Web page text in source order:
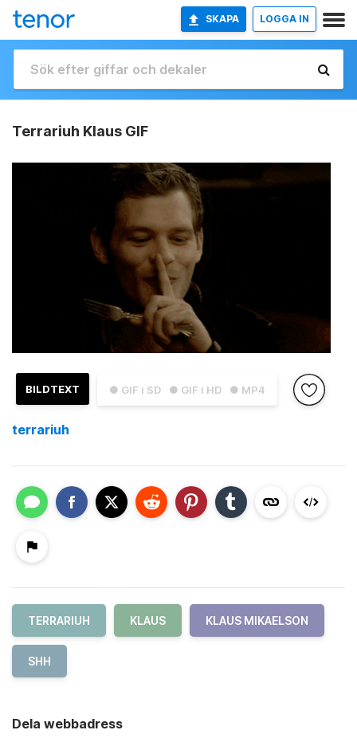
SKAPA LOGGA IN
Terrariuh Klaus GIF
● GIF i SD ● GIF i HD ● MP4
BILDTEXT
terrariuh
TERRARIUH KLAUS KLAUS MIKAELSON
SHH
Dela webbadress